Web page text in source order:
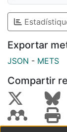
Exportar
JSON - METS
Compartir